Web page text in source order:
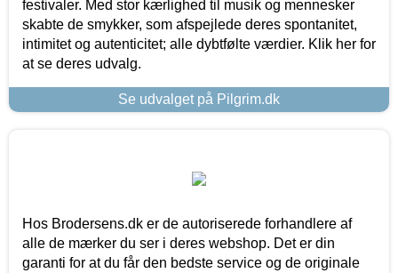
festivaler. Med stor kærlighed til musik og mennesker
skabte de smykker, som afspejlede deres spontanitet,
intimitet og autenticitet; alle dybtfølte værdier. Klik her for
at se deres udvalg.
Se udvalget på Pilgrim.dk
Hos Brodersens.dk er de autoriserede forhandlere af
alle de mærker du ser i deres webshop. Det er din
garanti for at du får den bedste service og de originale